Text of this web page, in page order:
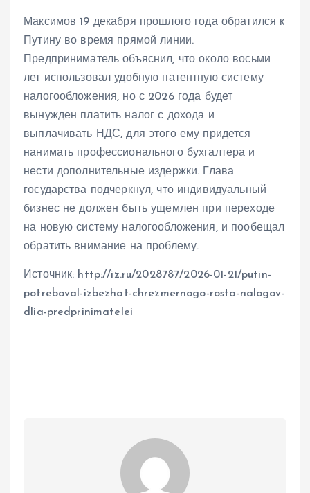
Максимов 19 декабря прошлого года обратился к
Путину во время прямой линии.
Предприниматель объяснил, что около восьми
лет использовал удобную патентную систему
налогообложения, но с 2026 года будет
вынужден платить налог с дохода и
выплачивать НДС, для этого ему придется
нанимать профессионального бухгалтера и
нести дополнительные издержки. Глава
государства подчеркнул, что индивидуальный
бизнес не должен быть ущемлен при переходе
на новую систему налогообложения, и пообещал
обратить внимание на проблему.
Источник: http://iz.ru/2028787/2026-01-21/putin-
potreboval-izbezhat-chrezmernogo-rosta-nalogov-
dlia-predprinimatelei